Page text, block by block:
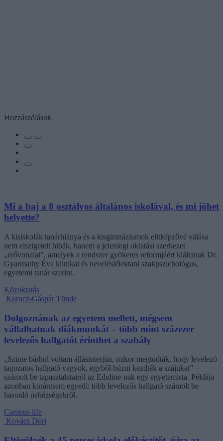
Hozzászólások
Mi a baj a 8 osztályos általános iskolával, és mi jöhet
helyette?
A kisiskolák tanárhiánya és a kisgimnáziumok elitképzővé válása
nem elszigetelt hibák, hanem a jelenlegi oktatási szerkezet
„erővonalai”, amelyek a rendszer gyökeres reformjáért kiáltanak Dr.
Gyarmathy Éva klinikai és neveléslélektani szakpszichológus,
egyetemi tanár szerint.
Közoktatás
Kurucz-Gáspár Tünde
Dolgoznának az egyetem mellett, mégsem
vállalhatnak diákmunkát – több mint százezer
levelezős hallgatót érinthet a szabály
„Szinte bárhol voltam állásinterjún, mikor megtudták, hogy levelező
tagozatos hallgató vagyok, egyből húzni kezdték a szájukat” –
számolt be tapasztalatairól az Eduline-nak egy egyetemista. Példája
azonban korántsem egyedi: több levelezős hallgató számolt be
hasonló nehézségekről.
Campus life
Kovács Dóri